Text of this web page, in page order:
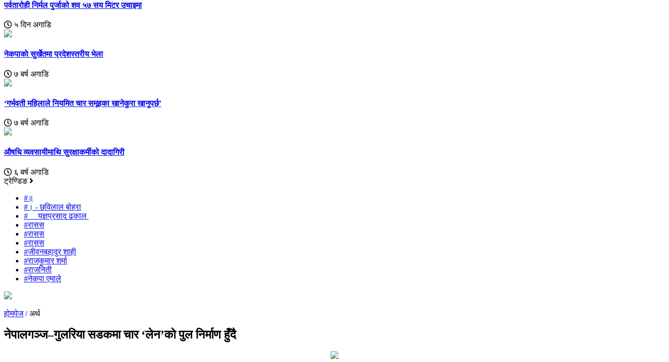
पर्वतारोही निर्मल पुर्जाको शव ५७ सय मिटर उचाइमा
५ दिन अगाडि
नेकपाकाे सुर्खेतमा प्रदेशस्तरीय भेला
७ बर्ष अगाडि
‘गर्भवती महिलाले नियमित चार समूहका खानेकुरा खानुपर्छ’
७ बर्ष अगाडि
औषधि व्यवसायीमाथि सुरक्षाकर्मीको दादागिरी
६ बर्ष अगाडि
ट्रेण्डिङ
#॥
#। - छविलाल बोहरा
# यज्ञप्रसाद ढकाल
#रासस
#रासस
#रासस
#जीवनबहादुर शाही
#राजकुमार शर्मा
#राजनिती
#नेकपा एमाले
होमपेज/ अर्थ
नेपालगञ्ज–गुलरिया सडकमा चार ‘लेन’को पुल निर्माण हुँदै